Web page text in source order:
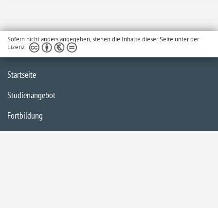
Sofern nicht anders angegeben, stehen die Inhalte dieser Seite unter der
Lizenz
Startseite
Studienangebot
Fortbildung